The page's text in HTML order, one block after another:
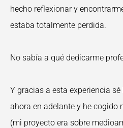
hecho reflexionar y
estaba totalmente perdida.
No sabía a qué dedicarme
Y gracias a esta experiencia
ahora en adelante y he cogido
(mi proyecto era sobre